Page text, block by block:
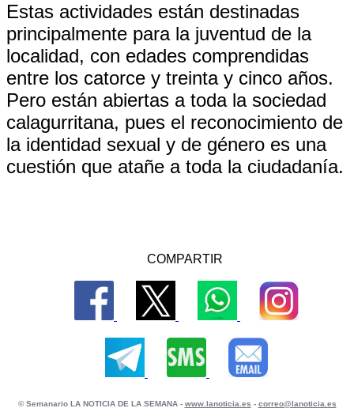
Estas actividades están destinadas
principalmente para la juventud de la
localidad, con edades comprendidas
entre los catorce y treinta y cinco años.
Pero están abiertas a toda la sociedad
calagurritana, pues el reconocimiento de
la identidad sexual y de género es una
cuestión que atañe a toda la ciudadanía.
COMPARTIR
© Semanario LA NOTICIA DE LA SEMANA - www.lanoticia.es - correo@lanoticia.es